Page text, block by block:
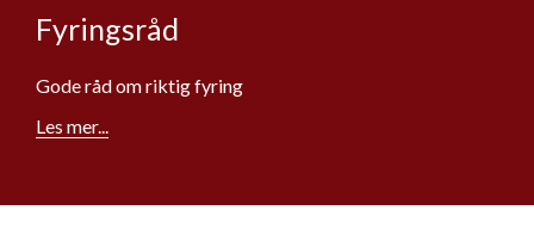
Fyringsråd
Gode råd om riktig fyring
Les mer...